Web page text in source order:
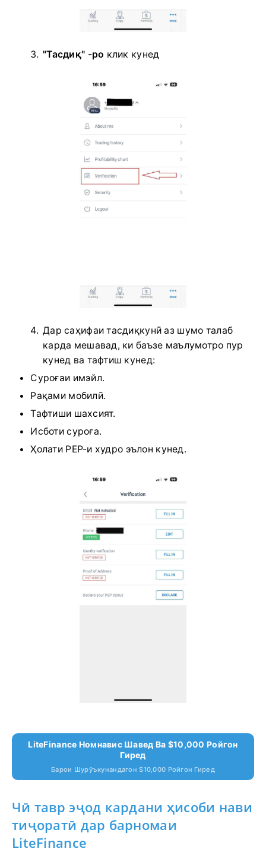
"Тасдиқ" -ро клик кунед
Дар саҳифаи тасдиқкунӣ аз шумо талаб
карда мешавад, ки баъзе маълумотро пур
кунед ва тафтиш кунед:
Суроғаи имэйл.
Рақами мобилӣ.
Тафтиши шахсият.
Исботи суроға.
Ҳолати PEP-и худро эълон кунед.
LiteFinance Номнавис Шавед Ва $10,000 Ройгон
Гиред
Барои Шурӯъкунандагон $10,000 Ройгон Гиред
Чӣ тавр эҷод кардани ҳисоби нави
тиҷоратӣ дар барномаи
LiteFinance